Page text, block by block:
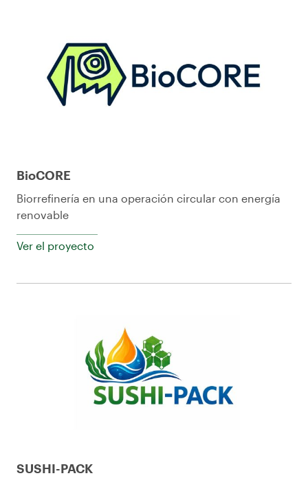
BioCORE
Biorrefinería en una operación circular con energía
renovable
Ver el proyecto
SUSHI-PACK